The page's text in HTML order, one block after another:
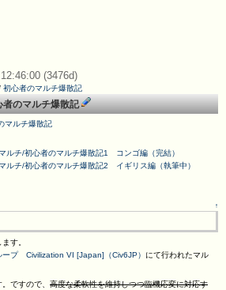
(3476d)
初心者のマルチ爆散記
者のマルチ爆散記
マルチ爆散記
チ/初心者のマルチ爆散記1 コンゴ編（完結）
チ/初心者のマルチ爆散記2 イギリス編（執筆中）
↑
す。
ープ Civilization VI [Japan]（Civ6JP） にて行われたマル
ですので、 高度な柔軟性を維持しつつ臨機応変に対応す